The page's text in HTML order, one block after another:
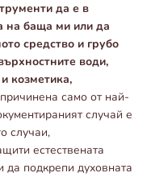
да е в
на баща ми или да
средство и грубо
води,
козметика,
само от най-
случай е
случаи,
естествената
да подкрепи духовната